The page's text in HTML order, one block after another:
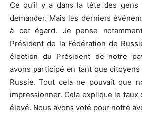
Ce qu’il y a dans la tête des
demander. Mais les derniers
à cet égard. Je pense
Président de la Fédération de
élection du Président de notre
avons participé en tant que citoyens
Russie. Tout cela ne pouvait que
impressionner. Cela explique le taux
élevé. Nous avons voté pour notre